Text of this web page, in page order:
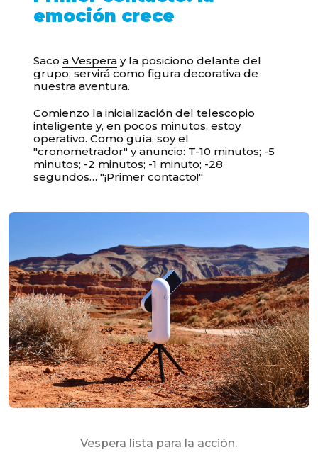
emoción crece
Sacoa Vespera y la posiciono delante del
grupo; servirá como figura decorativa de
nuestra aventura.
Comienzo la inicialización del telescopio
inteligente y, en pocos minutos, estoy
operativo. Como guía, soy el
"cronometrador" y anuncio: T-10 minutos; -5
minutos; -2 minutos; -1 minuto; -28
segundos… "¡Primer contacto!"
Vespera lista para la acción.